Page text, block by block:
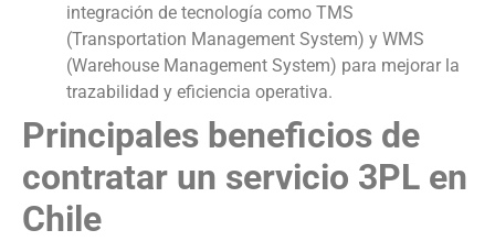
integración de tecnología como TMS
(Transportation Management System) y WMS
(Warehouse Management System) para mejorar la
trazabilidad y eficiencia operativa.
Principales beneficios de
contratar un servicio 3PL en
Chile